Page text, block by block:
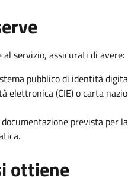
al servizio, assicurati di avere:
pubblico di identità
elettronica (CIE) o carta
prevista per
ottiene